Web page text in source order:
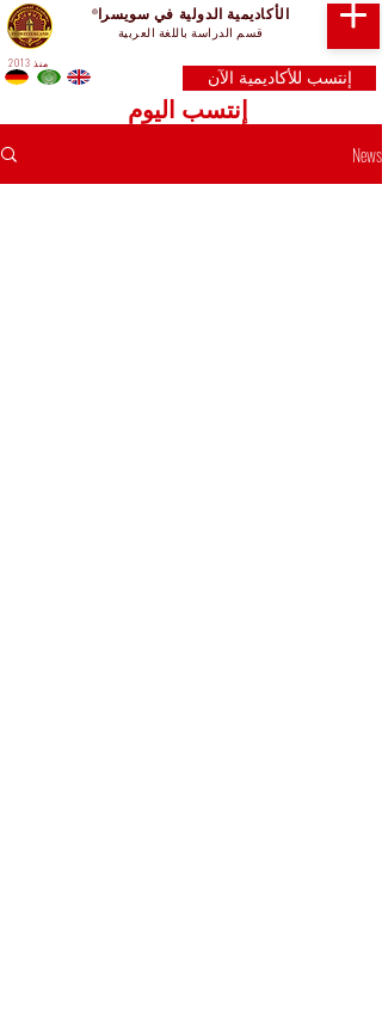
الأكاديمية الدولية في سويسرا®
قسم الدراسة باللغة العربية
إنتسب للأكاديمية الآن
إنتسب اليوم
منذ 2013
News